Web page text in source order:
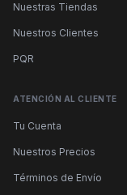
Nuestras Tiendas
Nuestros Clientes
PQR
ATENCIÓN AL CLIENTE
Tu Cuenta
Nuestros Precios
Términos de Envío